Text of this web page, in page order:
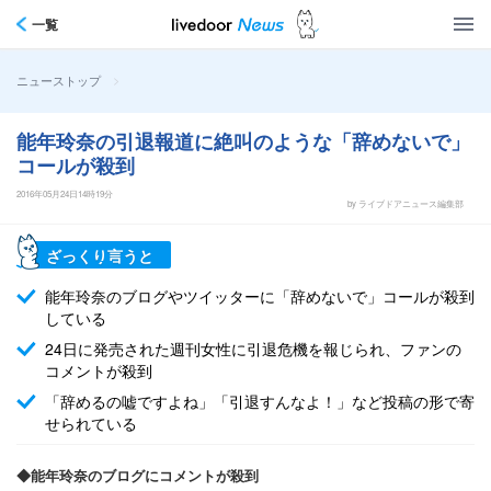
一覧
ニューストップ >
能年玲奈の引退報道に絶叫のような「辞めないで」
コールが殺到
2016年05月24日14時19分
by ライブドアニュース編集部
ざっくり言うと
能年玲奈のブログやツイッターに「辞めないで」コールが殺到
している
24日に発売された週刊女性に引退危機を報じられ、ファンの
コメントが殺到
「辞めるの嘘ですよね」「引退すんなよ！」など投稿の形で寄
せられている
◆能年玲奈のブログにコメントが殺到